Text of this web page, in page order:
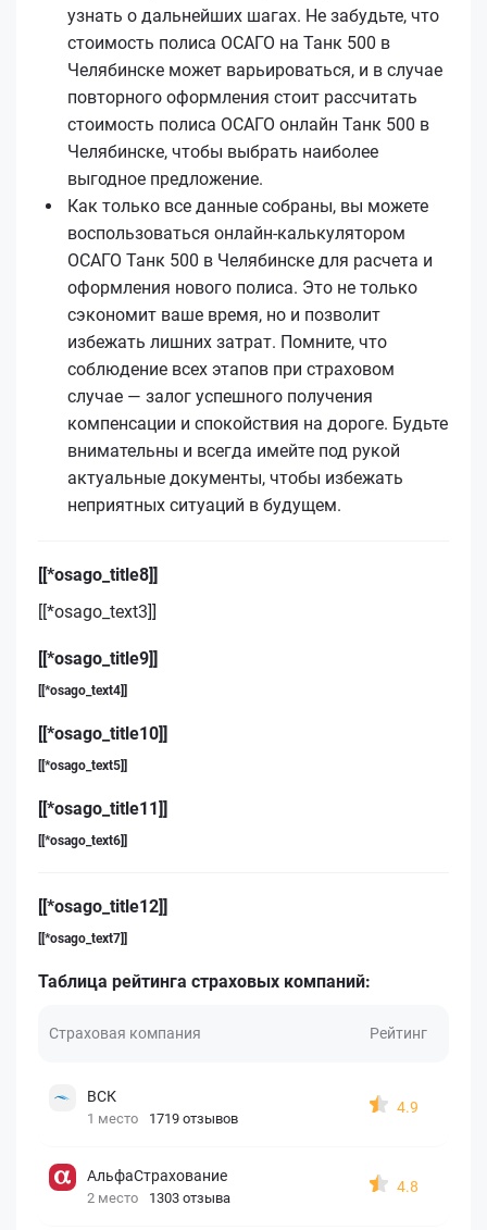
узнать о дальнейших шагах. Не забудьте, что
стоимость полиса ОСАГО на Танк 500 в
Челябинске может варьироваться, и в случае
повторного оформления стоит рассчитать
стоимость полиса ОСАГО онлайн Танк 500 в
Челябинске, чтобы выбрать наиболее
выгодное предложение.
Как только все данные собраны, вы можете
воспользоваться онлайн-калькулятором
ОСАГО Танк 500 в Челябинске для расчета и
оформления нового полиса. Это не только
сэкономит ваше время, но и позволит
избежать лишних затрат. Помните, что
соблюдение всех этапов при страховом
случае — залог успешного получения
компенсации и спокойствия на дороге. Будьте
внимательны и всегда имейте под рукой
актуальные документы, чтобы избежать
неприятных ситуаций в будущем.
[[*osago_title8]]
[[*osago_text3]]
[[*osago_title9]]
[[*osago_text4]]
[[*osago_title10]]
[[*osago_text5]]
[[*osago_title11]]
[[*osago_text6]]
[[*osago_title12]]
[[*osago_text7]]
Таблица рейтинга страховых компаний:
Страховая компания Рейтинг
ВСК
1 место 1719 отзывов
4.9
АльфаСтрахование
2 место 1303 отзыва
4.8